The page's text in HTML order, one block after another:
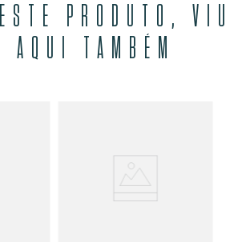
PRODUTO, VIU
AQUI TAMBÉM